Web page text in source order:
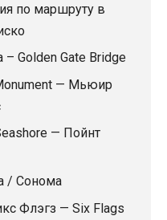
по маршруту в
Golden Gate Bridge
— Мьюир
— Пойнт
/ Сонома
Флэгз — Six Flags